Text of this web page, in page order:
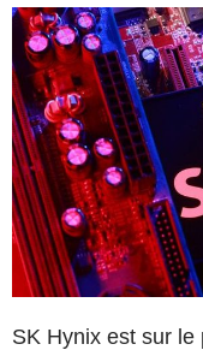
SK Hynix est sur